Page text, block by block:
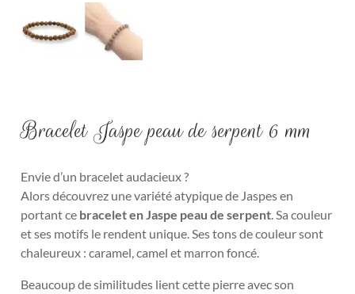
Bracelet Jaspe peau de serpent 6 mm
Envie d’un bracelet audacieux ?
Alors découvrez une variété atypique de Jaspes en
portant ce bracelet en Jaspe peau de serpent . Sa couleur
et ses motifs le rendent unique. Ses tons de couleur sont
chaleureux : caramel, camel et marron foncé.
Beaucoup de similitudes lient cette pierre avec son